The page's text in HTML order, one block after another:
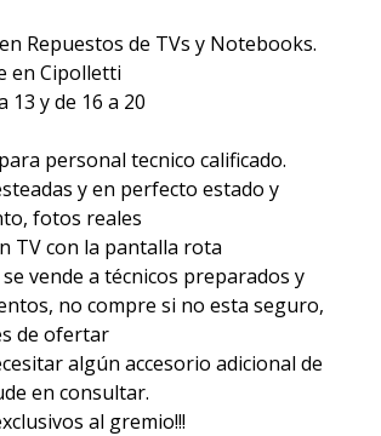
Repuestos de TVs y Notebooks.
en Cipolletti
13 y de 16 a 20
personal tecnico calificado.
y en perfecto estado y
fotos reales
TV con la pantalla rota
vende a técnicos preparados y
no compre si no esta seguro,
de ofertar
algún accesorio adicional de
en consultar.
al gremio!!!